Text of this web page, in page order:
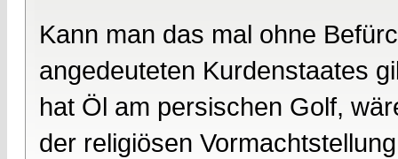
Kann man das mal ohne
angedeuteten Kurdenstaates
hat Öl am persischen Golf,
der religiösen